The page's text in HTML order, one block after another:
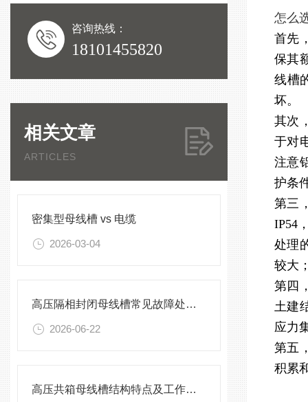
咨询热线：
18101455820
相关文章
ARTICLES
密集型母线槽 vs 电缆
2026-03-04
高压隔相封闭母线槽常见故障处理方案
2026-06-22
高压共箱母线槽结构特点及工作原理
怎么
首先
保其
线槽
坏。
其次
于对
注意
护条
第三
IP54
处理
较大
第四
土建
应力
第五
积累